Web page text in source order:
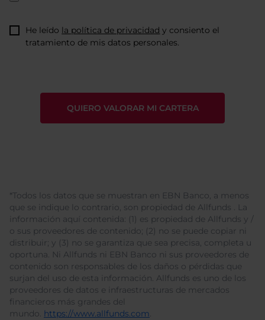
He leído la política de privacidad y consiento el
tratamiento de mis datos personales.
*Todos los datos que se muestran en EBN Banco, a menos
que se indique lo contrario, son propiedad de Allfunds . La
información aquí contenida: (1) es propiedad de Allfunds y /
o sus proveedores de contenido; (2) no se puede copiar ni
distribuir; y (3) no se garantiza que sea precisa, completa u
oportuna. Ni Allfunds ni EBN Banco ni sus proveedores de
contenido son responsables de los daños o pérdidas que
surjan del uso de esta información. Allfunds es uno de los
proveedores de datos e infraestructuras de mercados
financieros más grandes del
mundo. https://www.allfunds.com.